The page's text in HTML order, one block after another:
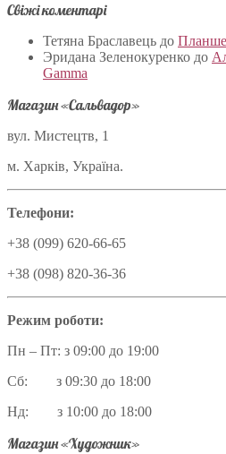
Свіжі коментарі
Тетяна Браславець до
Эридана Зеленокуренко до
Gamma
Магазин «Сальвадор»
вул. Мистецтв, 1
м. Харків, Україна.
Телефони:
+38 (099) 620-66-65
+38 (098) 820-36-36
Режим роботи:
Пн – Пт: з 09:00 до 19:00
Сб: з 09:30 до 18:00
Нд: з 10:00 до 18:00
Магазин «Художник»